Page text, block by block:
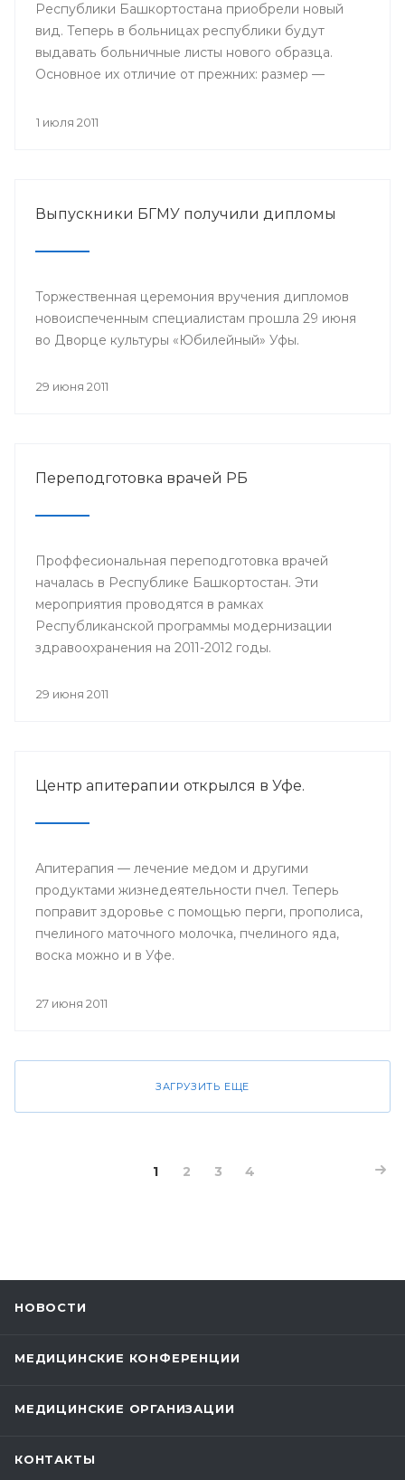
Республики Башкортостана приобрели новый
вид. Теперь в больницах республики будут
выдавать больничные листы нового образца.
Основное их отличие от прежних: размер —
поля на голубом поле, в центре размещается
работу, страховой стаж и средний заработок.
1 июля 2011
Выпускники БГМУ получили дипломы
Торжественная церемония вручения дипломов
новоиспеченным специалистам прошла 29 июня
во Дворце культуры «Юбилейный» Уфы.
29 июня 2011
Переподготовка врачей РБ
Проффесиональная переподготовка врачей
началась в Республике Башкортостан. Эти
мероприятия проводятся в рамках
Республиканской программы модернизации
здравоохранения на 2011-2012 годы.
29 июня 2011
Центр апитерапии открылся в Уфе.
Апитерапия — лечение медом и другими
продуктами жизнедеятельности пчел. Теперь
поправит здоровье с помощью перги, прополиса,
пчелиного маточного молочка, пчелиного яда,
воска можно и в Уфе.
27 июня 2011
ЗАГРУЗИТЬ ЕЩЕ
1 2 3 4
НОВОСТИ
МЕДИЦИНСКИЕ КОНФЕРЕНЦИИ
МЕДИЦИНСКИЕ ОРГАНИЗАЦИИ
КОНТАКТЫ